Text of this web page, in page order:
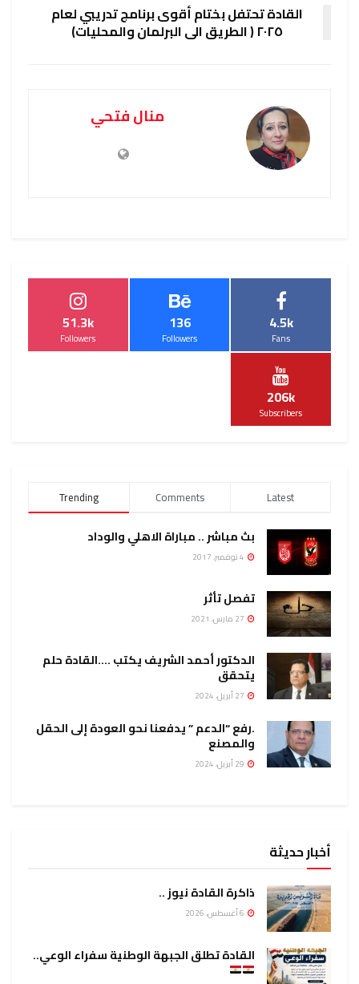
القادة تحتفل بختام أقوى برنامج تدريبي لعام
٢٠٢٥ ( الطريق الى البرلمان والمحليات)
منال فتحي
4.5k
Fans
136
Followers
51.3k
Followers
206k
Subscribers
Trending Comments Latest
بث مباشر .. مباراة الاهلي والوداد
تفصل تأثر
الدكتور أحمد الشريف يكتب ….القادة حلم
يتحقق
.رفع “الدعم ” يدفعنا نحو العودة إلى الحقل
والمصنع
أخبار حديثة
ذاكرة القادة نيوز ..
القادة تطلق الجبهة الوطنية سفراء الوعي..